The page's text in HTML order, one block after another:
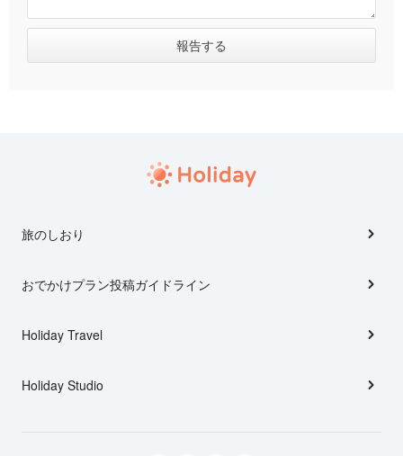
旅のしおり
おでかけプラン投稿ガイドライン
Holiday Travel
Holiday Studio